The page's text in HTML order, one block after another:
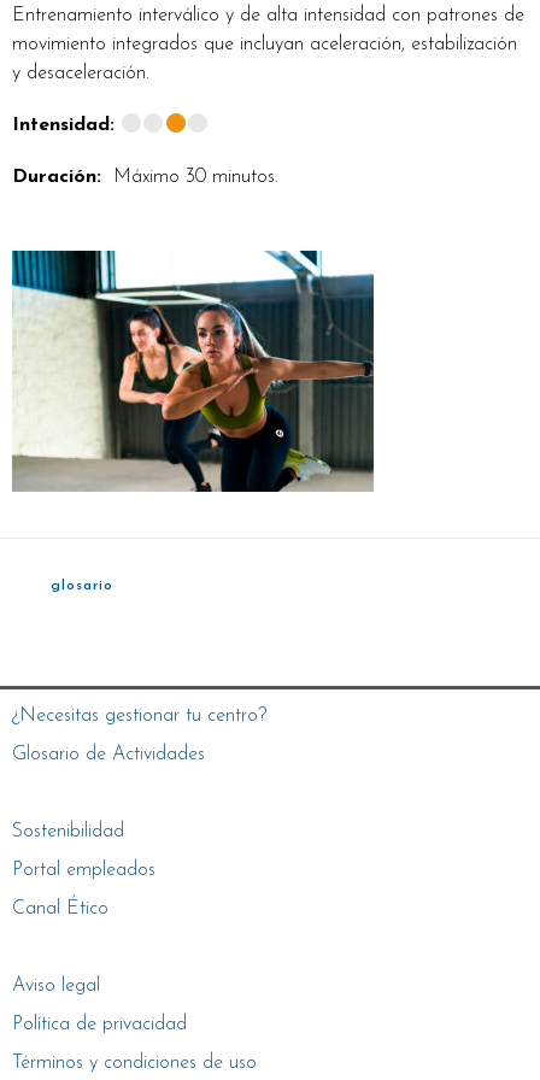
Entrenamiento interválico y de alta intensidad con patrones de
movimiento integrados que incluyan aceleración, estabilización
y desaceleración.
Intensidad:
Duración: Máximo 30 minutos.
glosario
¿Necesitas gestionar tu centro?
Glosario de Actividades
Sostenibilidad
Portal empleados
Canal Ético
Aviso legal
Política de privacidad
Términos y condiciones de uso